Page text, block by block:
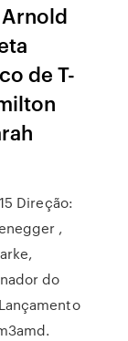
de T-
Direção:
,
do